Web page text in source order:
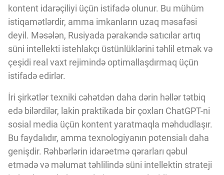
kontent idarəçiliyi üçün istifadə olunur. Bu mühüm
istiqamətlərdir, amma imkanların uzaq məsafəsi
deyil. Məsələn, Rusiyada pərakəndə satıcılar artıq
süni intellekti istehlakçı üstünlüklərini təhlil etmək və
çeşidi real vaxt rejimində optimallaşdırmaq üçün
istifadə edirlər.
İri şirkətlər texniki cəhətdən daha dərin həllər tətbiq
edə bilərdilər, lakin praktikada bir çoxları ChatGPT-ni
sosial media üçün kontent yaratmaqla məhdudlaşır.
Bu faydalıdır, amma texnologiyanın potensialı daha
genişdir. Rəhbərlərin idarəetmə qərarları qəbul
etmədə və məlumat təhlilində süni intellektin strateji